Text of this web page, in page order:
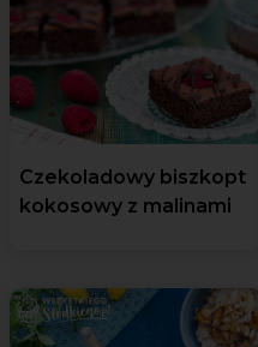
Czekoladowy biszkopt
kokosowy z malinami